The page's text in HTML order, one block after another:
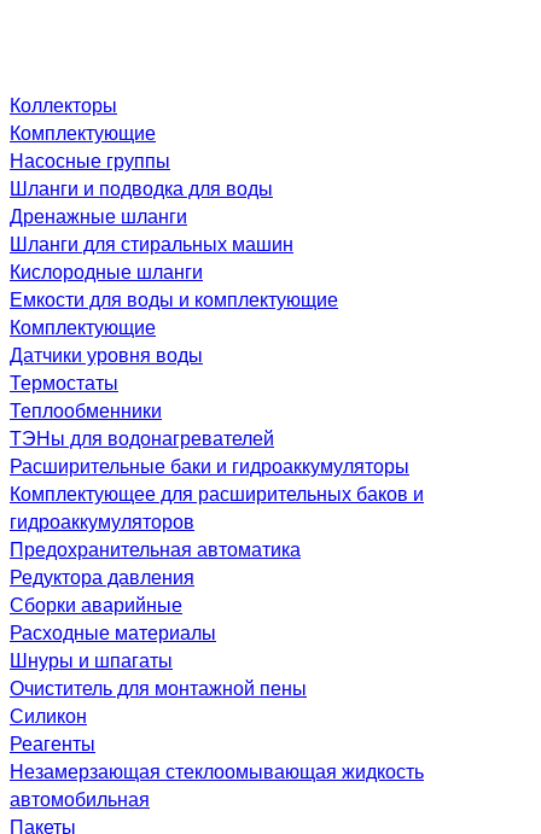
Коллекторы
Комплектующие
Насосные группы
Шланги и подводка для воды
Дренажные шланги
Шланги для стиральных машин
Кислородные шланги
Емкости для воды и комплектующие
Комплектующие
Датчики уровня воды
Термостаты
Теплообменники
ТЭНы для водонагревателей
Расширительные баки и гидроаккумуляторы
Комплектующее для расширительных баков и
гидроаккумуляторов
Предохранительная автоматика
Редуктора давления
Сборки аварийные
Расходные материалы
Шнуры и шпагаты
Очиститель для монтажной пены
Силикон
Реагенты
Незамерзающая стеклоомывающая жидкость
автомобильная
Пакеты